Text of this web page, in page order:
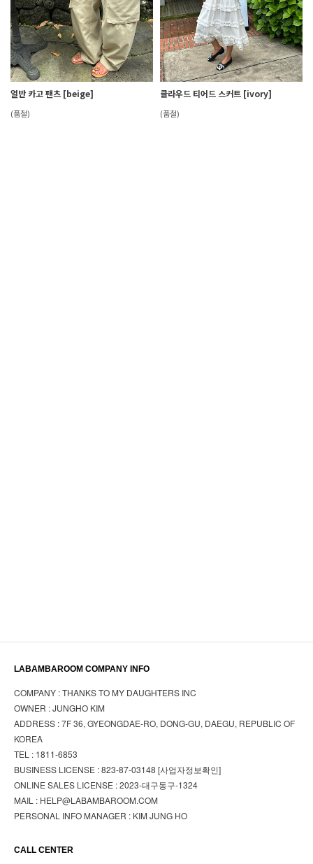
얼반 카고 팬츠 [beige]
(품절)
클라우드 티어드 스커트 [ivory]
(품절)
LABAMBAROOM COMPANY INFO
COMPANY : THANKS TO MY DAUGHTERS INC
OWNER : JUNGHO KIM
ADDRESS : 7F 36, GYEONGDAE-RO, DONG-GU, DAEGU, REPUBLIC OF
KOREA
TEL : 1811-6853
BUSINESS LICENSE : 823-87-03148 [사업자정보확인]
ONLINE SALES LICENSE : 2023-대구동구-1324
MAIL : HELP@LABAMBAROOM.COM
PERSONAL INFO MANAGER : KIM JUNG HO
CALL CENTER